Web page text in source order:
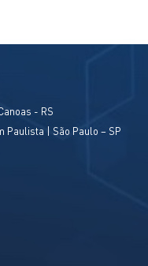
- RS
Paulista | São Paulo – SP